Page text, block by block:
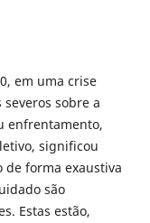
em uma crise
sobre a
enfrentamento,
significou
de forma exaustiva
são
Estas estão,